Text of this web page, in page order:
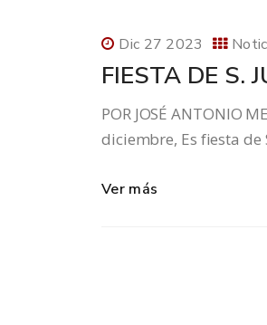
Dic 27 2023
FIESTA DE S.
POR JOSÉ ANTONIO
diciembre, Es fiesta de
Ver más